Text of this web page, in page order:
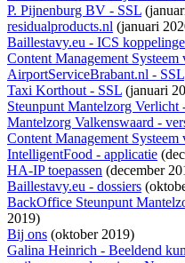
P. Pijnenburg BV - SSL
residualproducts.nl (januari
Baillestavy.eu - ICS
Content Management Systeem
AirportServiceBrabant.nl - SSL
Taxi Korthout - SSL (januari
Steunpunt Mantelzorg Verlicht
Mantelzorg Valkenswaard -
Content Management Systeem
IntelligentFood - applicatie
HA-IP toepassen (december
Baillestavy.eu - dossiers
BackOffice Steunpunt
2019)
Bij ons (oktober 2019)
Galina Heinrich - Beeldend